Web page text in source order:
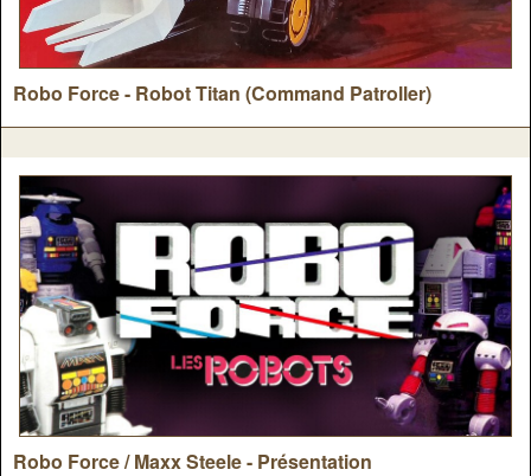
Robo Force - Robot Titan (Command Patroller)
Robo Force / Maxx Steele - Présentation